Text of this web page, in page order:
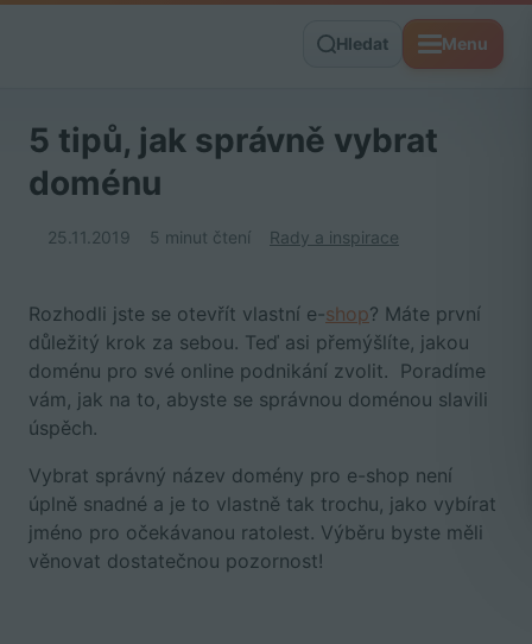
Hledat Menu
5 tipů, jak správně vybrat
doménu
25.11.2019 5 minut čtení Rady a inspirace
Rozhodli jste se otevřít vlastní e-shop? Máte první
důležitý krok za sebou. Teď asi přemýšlíte, jakou
doménu pro své online podnikání zvolit. Poradíme
vám, jak na to, abyste se správnou doménou slavili
úspěch.
Vybrat správný název domény pro e-shop není
úplně snadné a je to vlastně tak trochu, jako vybírat
jméno pro očekávanou ratolest. Výběru byste měli
věnovat dostatečnou pozornost!